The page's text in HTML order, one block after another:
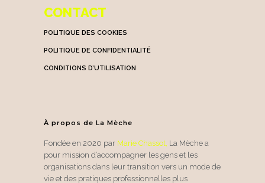
CONTACT
POLITIQUE DES COOKIES
POLITIQUE DE CONFIDENTIALITÉ
CONDITIONS D’UTILISATION
À propos de La Mèche
Fondée en 2020 par Marie Chassot, La Mèche a
pour mission d’accompagner les gens et les
organisations dans leur transition vers un mode de
vie et des pratiques professionnelles plus